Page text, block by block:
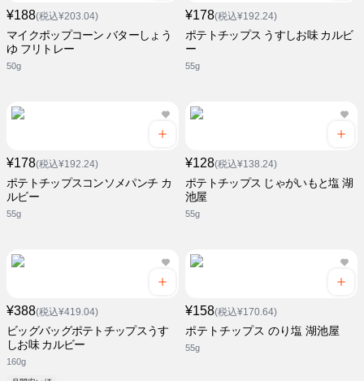
¥188(税込¥203.04)
マイクポップコーン バターしょう
ゆ フリトレー
50g
¥178(税込¥192.24)
ポテトチップス うすしお味 カルビ
ー
55g
¥178(税込¥192.24)
ポテトチップスコンソメパンチ カ
ルビー
55g
¥128(税込¥138.24)
ポテトチップス じゃがいもと塩 湖
池屋
55g
¥388(税込¥419.04)
ビッグバッグポテトチップスうす
しお味 カルビー
160g
¥158(税込¥170.64)
ポテトチップス のり塩 湖池屋
55g